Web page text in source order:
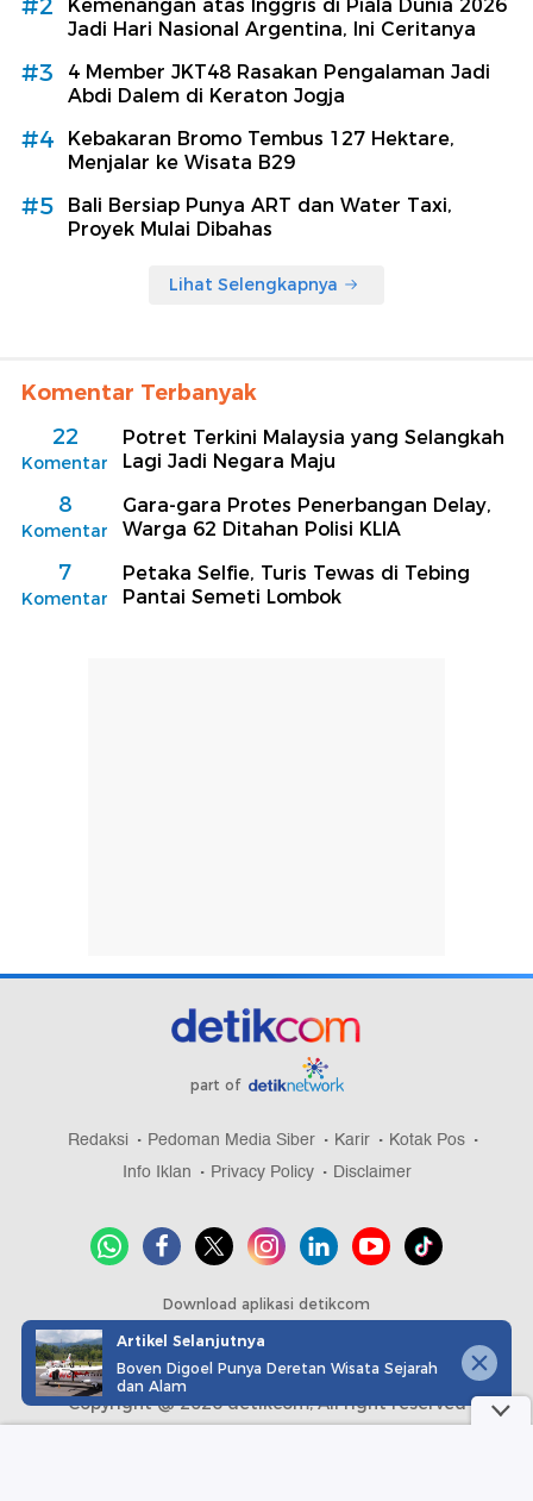
Kemenangan atas Inggris di Piala Dunia 2026
Jadi Hari Nasional Argentina, Ini Ceritanya
#3
4 Member JKT48 Rasakan Pengalaman Jadi
Abdi Dalem di Keraton Jogja
#4
Kebakaran Bromo Tembus 127 Hektare,
Menjalar ke Wisata B29
#5
Bali Bersiap Punya ART dan Water Taxi,
Proyek Mulai Dibahas
Lihat Selengkapnya
Komentar Terbanyak
22
Komentar
Potret Terkini Malaysia yang Selangkah
Lagi Jadi Negara Maju
8
Komentar
Gara-gara Protes Penerbangan Delay,
Warga 62 Ditahan Polisi KLIA
7
Komentar
Petaka Selfie, Turis Tewas di Tebing
Pantai Semeti Lombok
part of
Redaksi Pedoman Media Siber Karir
Kotak Pos
Info Iklan
Privacy Policy Disclaimer
Download aplikasi detikcom
Copyright @ 2026 detikcom, All right reserved
Artikel Selanjutnya
Boven Digoel Punya Deretan Wisata Sejarah
dan Alam